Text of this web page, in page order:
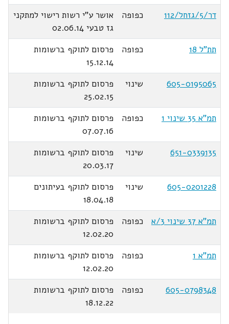
דר/5/גזחל/112
כפופה
אושר ע"י רשות רישוי למתקני
גז טבעי 02.06.14
תת"ל 18
כפופה
פרסום לתוקף ברשומות
15.12.14
605-0195065
שינוי
פרסום לתוקף ברשומות
25.02.15
תמ"א 35 שינוי 1
כפופה
פרסום לתוקף ברשומות
07.07.16
651-0339135
שינוי
פרסום לתוקף ברשומות
20.03.17
605-0201228
שינוי
פרסום לתוקף בעיתונים
18.04.18
תמ"א 37 שינוי 3/א
כפופה
פרסום לתוקף ברשומות
12.02.20
תמ"א 1
כפופה
פרסום לתוקף ברשומות
12.02.20
605-0798348
כפופה
פרסום לתוקף ברשומות
18.12.22